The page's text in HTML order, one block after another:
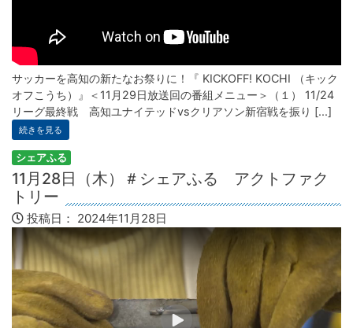
サッカーを高知の新たなお祭りに！『 KICKOFF! KOCHI （キック
オフこうち）』＜11月29日放送回の番組メニュー＞（１） 11/24
リーグ最終戦 高知ユナイテッドvsクリアソン新宿戦を振り [...]
続きを見る
シェアふる
11月28日（木）＃シェアふる アクトファク
トリー
投稿日： 2024年11月28日